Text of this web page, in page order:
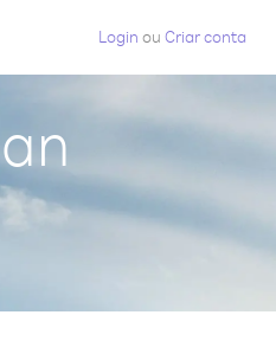
Login ou Criar conta